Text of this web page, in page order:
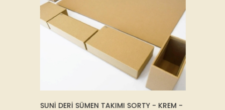
SUNİ DERİ SÜMEN TAKIMI SORTY - KREM -